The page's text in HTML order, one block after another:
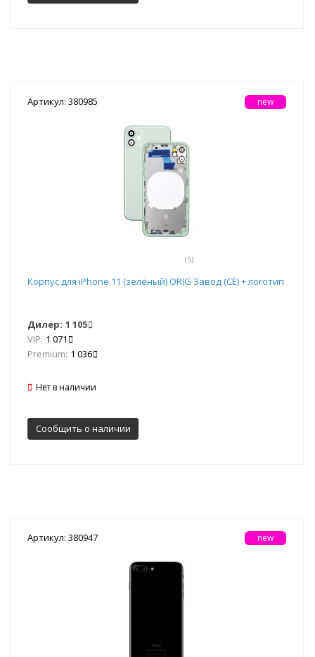
Артикул: 380985
(5)
new
Корпус для iPhone 11 (зелёный) ORIG Завод (CE) + логотип
Дилер: 1 105
VIP: 1 071
Premium: 1 036
Нет в наличии
Сообщить о наличии
Артикул: 380947 new